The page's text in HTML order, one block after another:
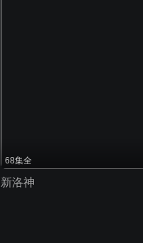
68集全
新洛神